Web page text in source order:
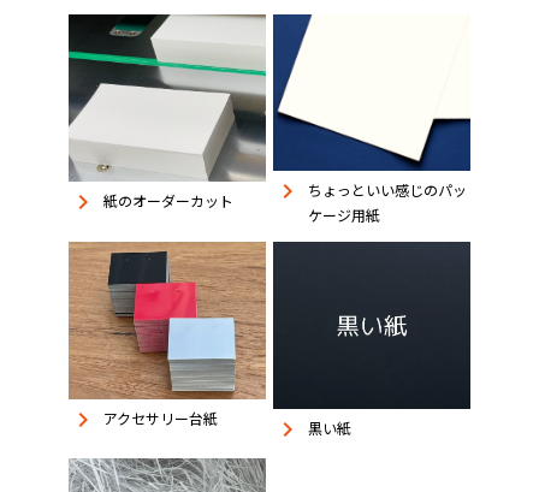
keyboard_arrow_right 紙のオーダーカット keyboard_arrow_right
ちょっといい感じのパッ
ケージ用紙
keyboard_arrow_right アクセサリー台紙 keyboard_arrow_right 黒い紙